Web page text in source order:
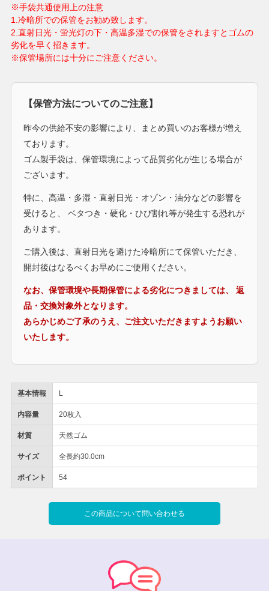
基本情報 L
内容量 20枚入
材質 天然ゴム
サイズ 全長約30.0cm
ポイント 54
この商品について問い合わせる
※手袋共通使用上の注意
1.冷暗所での保管をお勧め致します。
2.直射日光・蛍光灯の下・高温多湿での保管をされますとゴムの
劣化を早く招きます。
※保管場所には十分にご注意ください。
【保管方法についてのご注意】
昨今の供給不安の影響により、まとめ買いのお客様が増え
ております。
ゴム製手袋は、保管環境によって品質劣化が生じる場合が
ございます。
特に、高温・多湿・直射日光・オゾン・油分などの影響を
受けると、 ベタつき・硬化・ひび割れ等が発生する恐れが
あります。
ご購入後は、直射日光を避けた冷暗所にて保管いただき、
開封後はなるべくお早めにご使用ください。
なお、保管環境や長期保管による劣化につきましては、 返
品・交換対象外となります。
あらかじめご了承のうえ、ご注文いただきますようお願い
いたします。